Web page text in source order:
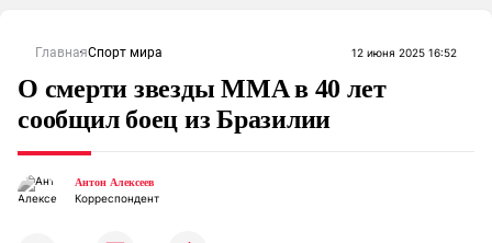
ГлавнаяСпорт мира 12 июня 2025 16:52
О смерти звезды MMA в 40 лет
сообщил боец из Бразилии
Антон Алексеев
Корреспондент